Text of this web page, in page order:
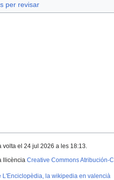
per revisar
volta el 24 jul 2026 a les 18:13.
llicència Creative Commons Atribución-
L'Enciclopèdia, la wikipedia en valencià